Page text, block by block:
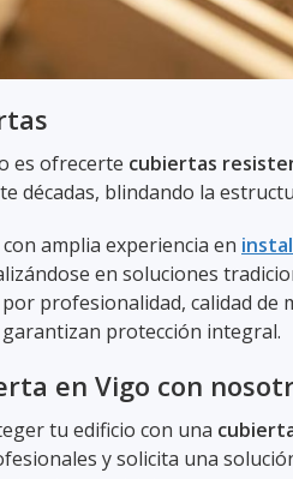
es ofrecerte cubiertas
décadas, blindando la
amplia experiencia en
en soluciones
profesionalidad, calidad de
protección integral.
en Vigo con
tu edificio con una
y solicita una